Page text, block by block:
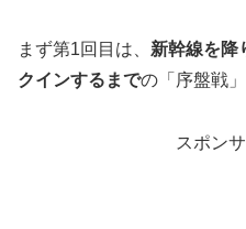
まず第1回目は、 新幹線を降
クインするまでの「序盤戦」
スポン